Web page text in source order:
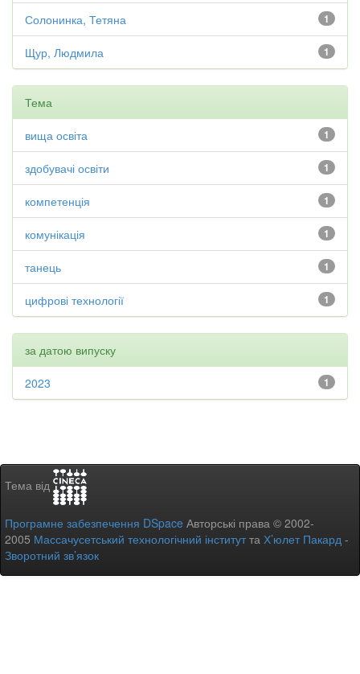
1
Солонинка, Тетяна
1
Щур, Людмила
Тема
1
вища освіта
1
здобувачі освіти
1
компетенція
1
комунікація
1
танець
1
цифрові технології
за датою випуску
1
2023
Тема від
Програмне забезпечення DSpace Авторські права © 2002-
2005 Массачусетський технологічний інститутта Х’юлет Пакард -
Зворотний зв’язок